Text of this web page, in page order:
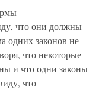
что они должны
одних законов не
что некоторые
и что одни законы
что